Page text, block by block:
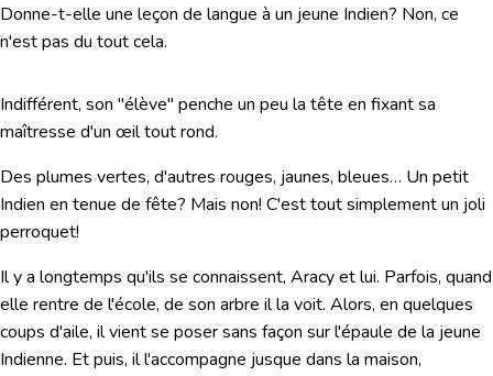
Donne-t-elle une leçon de langue à un jeune Indien? Non, ce
n'est pas du tout cela.
Indifférent, son "élève" penche un peu la tête en fixant sa
maîtresse d'un œil tout rond.
Des plumes vertes, d'autres rouges, jaunes, bleues… Un petit
Indien en tenue de fête? Mais non! C'est tout simplement un joli
perroquet!
Il y a longtemps qu'ils se connaissent, Aracy et lui. Parfois, quand
elle rentre de l'école, de son arbre il la voit. Alors, en quelques
coups d'aile, il vient se poser sans façon sur l'épaule de la jeune
Indienne. Et puis, il l'accompagne jusque dans la maison,